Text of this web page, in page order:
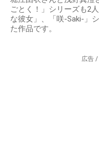
ごとく！」シリーズも2
な彼女」、「咲-Saki-」
た作品です。
広告 /